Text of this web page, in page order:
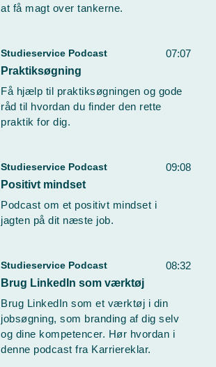
at få magt over tankerne.
07:07
Studieservice Podcast
Praktiksøgning
Få hjælp til praktiksøgningen og gode
råd til hvordan du finder den rette
praktik for dig.
09:08
Studieservice Podcast
Positivt mindset
Podcast om et positivt mindset i
jagten på dit næste job.
08:32
Studieservice Podcast
Brug LinkedIn som værktøj
Brug LinkedIn som et værktøj i din
jobsøgning, som branding af dig selv
og dine kompetencer. Hør hvordan i
denne podcast fra Karriereklar.